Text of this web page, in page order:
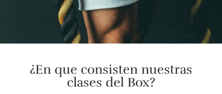
¿En que consisten nuestras
clases del Box?